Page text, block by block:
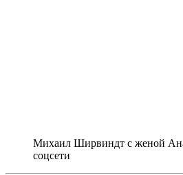
Михаил Ширвиндт с женой
соцсети